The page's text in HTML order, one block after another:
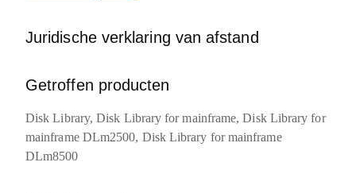
Juridische verklaring van afstand
Getroffen producten
Disk Library, Disk Library for mainframe, Disk Library for
mainframe DLm2500, Disk Library for mainframe
DLm8500